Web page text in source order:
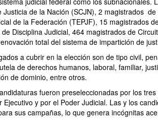
Justicia de la Nación (SCJN), 2 magistrados
de la Federación (TEPJF), 15 magistrados
Disciplina Judicial, 464 magistrados de
total del sistema de impartición de
a cubrir en la elección son de tipo civil,
de derechos humanos, laboral, familiar,
de dominio, entre otros.
fueron preseleccionadas por los
Ejecutivo y por el Poder Judicial. Las y los
sus campañas, lo que genera incógnitas